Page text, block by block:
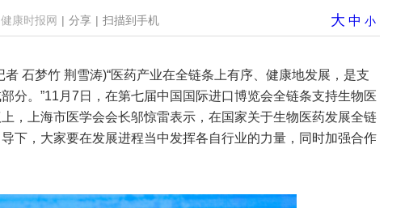
健康时报网 | 分享 | 扫描到手机 大 中 小
石梦竹 荆雪涛)“医药产业在全链条上有序、健康地发展，是支
分。”11月7日，在第七届中国国际进口博览会全链条支持生物医
，上海市医学会会长邬惊雷表示，在国家关于生物医药发展全链
下，大家要在发展进程当中发挥各自行业的力量，同时加强合作